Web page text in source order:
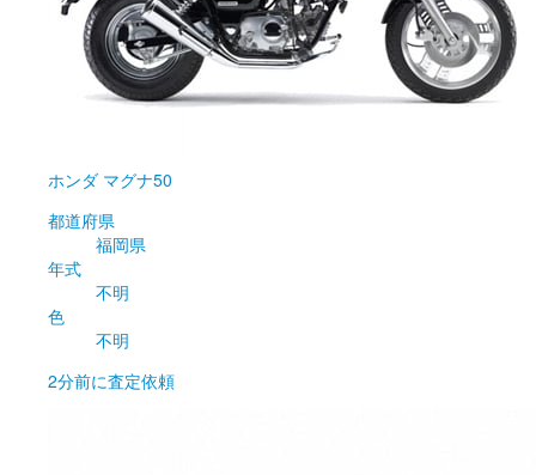
ホンダ マグナ50
都道府県
福岡県
年式
不明
色
不明
2分前に査定依頼